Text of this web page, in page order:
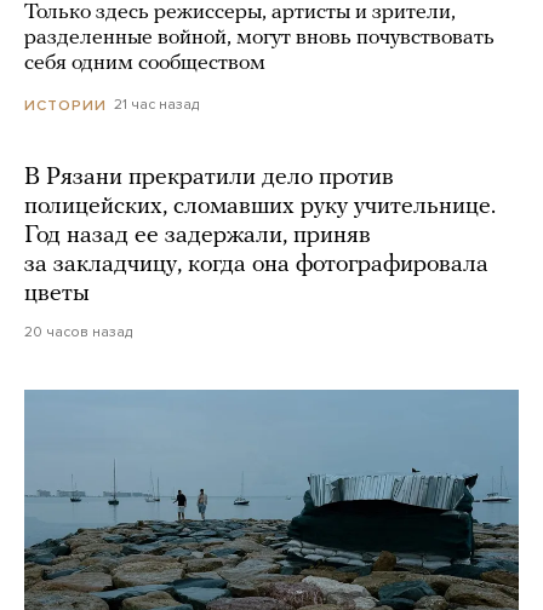
Только здесь режиссеры, артисты и зрители,
разделенные войной, могут вновь почувствовать
себя одним сообществом
ИСТОРИИ 21 час назад
В Рязани прекратили дело против
полицейских, сломавших руку учительнице.
Год назад ее задержали, приняв
за закладчицу, когда она фотографировала
цветы
20 часов назад